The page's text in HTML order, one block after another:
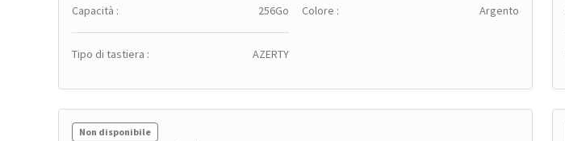
Capacità : 256Go Colore : Argento
Tipo di tastiera : AZERTY
Non disponibile